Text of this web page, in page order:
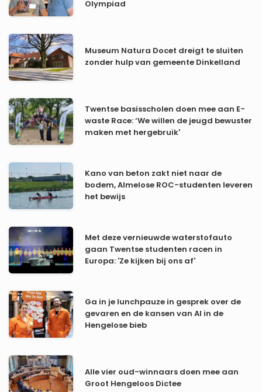
Olympiad
Museum Natura Docet dreigt te sluiten
zonder hulp van gemeente Dinkelland
Twentse basisscholen doen mee aan E-
waste Race: ‘We willen de jeugd bewuster
maken met hergebruik'
Kano van beton zakt niet naar de
bodem, Almelose ROC-studenten leveren
het bewijs
Met deze vernieuwde waterstofauto
gaan Twentse studenten racen in
Europa: 'Ze kijken bij ons af'
Ga in je lunchpauze in gesprek over de
gevaren en de kansen van AI in de
Hengelose bieb
Alle vier oud-winnaars doen mee aan
Groot Hengeloos Dictee